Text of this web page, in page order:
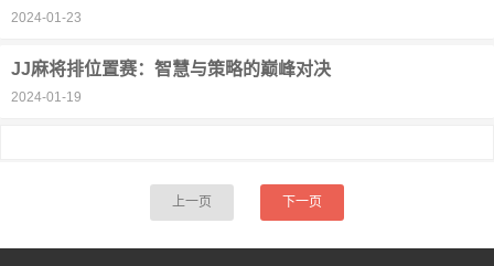
2024-01-23
JJ麻将排位置赛：智慧与策略的巅峰对决
2024-01-19
上一页 下一页